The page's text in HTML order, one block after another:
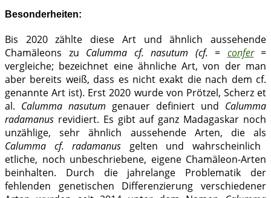
Besonderheiten:
Bis 2020 zählte diese Art und ähnlich aussehende
Chamäleons zu Calumma cf. nasutum (cf. = confer =
vergleiche; bezeichnet eine ähnliche Art, von der man
aber bereits weiß, dass es nicht exakt die nach dem cf.
genannte Art ist). Erst 2020 wurde von Prötzel, Scherz et
al. Calumma nasutum genauer definiert und Calumma
radamanus revidiert. Es gibt auf ganz Madagaskar noch
unzählige, sehr ähnlich aussehende Arten, die als
Calumma cf. radamanus gelten und wahrscheinlich
etliche, noch unbeschriebene, eigene Chamäleon-Arten
beinhalten. Durch die jahrelange Problematik der
fehlenden genetischen Differenzierung verschiedener